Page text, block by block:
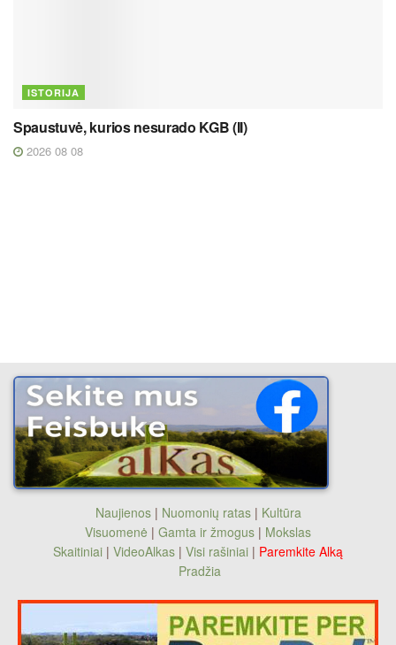
ISTORIJA
Spaustuvė, kurios nesurado KGB (II)
2026 08 08
Naujienos| Nuomonių ratas| Kultūra
Visuomenė | Gamta ir žmogus | Mokslas
Skaitiniai | VideoAlkas | Visi rašiniai | Paremkite Alką
Pradžia